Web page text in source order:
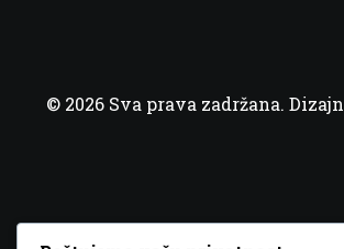
© 2026 Sva prava zadržana. Dizajn